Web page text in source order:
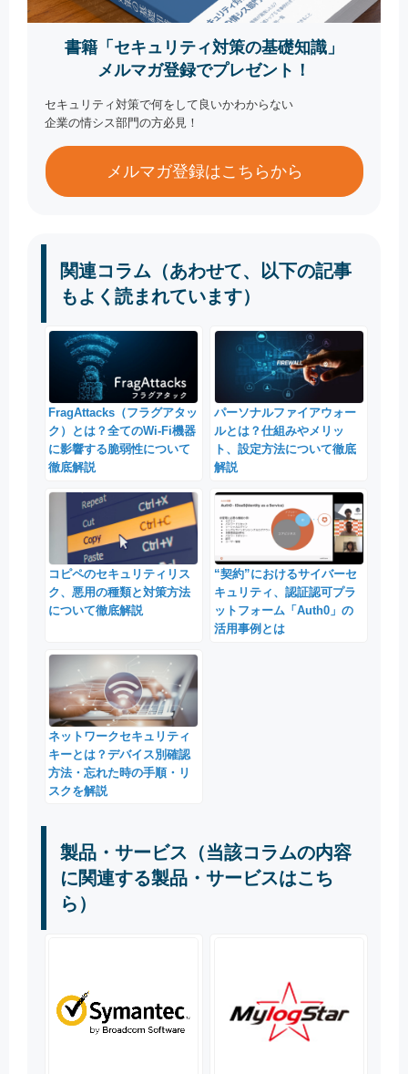
書籍「セキュリティ対策の基礎知識」
メルマガ登録でプレゼント！
セキュリティ対策で何をして良いかわからない
企業の情シス部門の方必見！
メルマガ登録はこちらから
関連コラム（あわせて、以下の記事
もよく読まれています）
FragAttacks（フラグアタッ
ク）とは？全てのWi-Fi機器
に影響する脆弱性について
徹底解説
パーソナルファイアウォー
ルとは？仕組みやメリッ
ト、設定方法について徹底
解説
コピペのセキュリティリス
ク、悪用の種類と対策方法
について徹底解説
“契約”におけるサイバーセ
キュリティ、認証認可プラ
ットフォーム「Auth0」の
活用事例とは
ネットワークセキュリティ
キーとは？デバイス別確認
方法・忘れた時の手順・リ
スクを解説
製品・サービス（当該コラムの内容
に関連する製品・サービスはこち
ら）